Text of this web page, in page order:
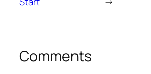
Comments